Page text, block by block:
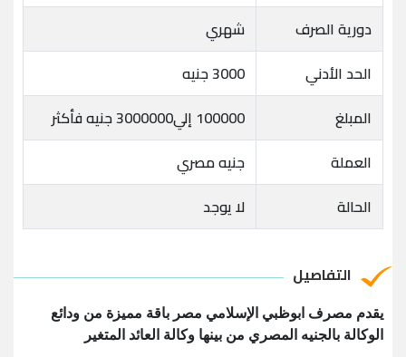
دورية الصرف
شهري
الحد الأدني
3000 جنيه
المبلغ
100000 إلي3000000 جنيه فأكثر
العملة
جنيه مصري
الحالة
لا يوجد
التفاصيل
يقدم مصرف ابوظبي الإسلامي مصر باقة مميزة من ودائع
الوكالة بالجنيه المصري من بينها وكالة العائد المتغير